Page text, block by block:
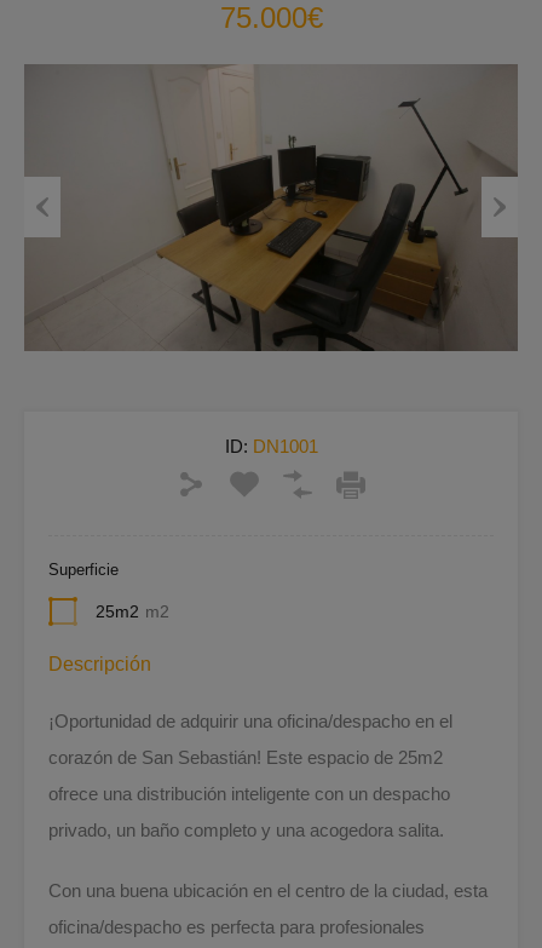
75.000€
ID: DN1001
Superficie
25m2 m2
Descripción
¡Oportunidad de adquirir una oficina/despacho en el
corazón de San Sebastián! Este espacio de 25m2
ofrece una distribución inteligente con un despacho
privado, un baño completo y una acogedora salita.
Con una buena ubicación en el centro de la ciudad, esta
oficina/despacho es perfecta para profesionales